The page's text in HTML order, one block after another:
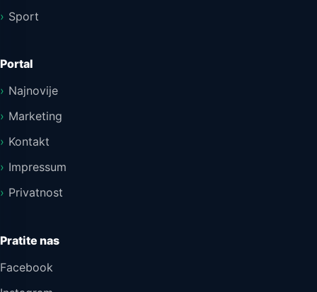
Sport
Portal
Najnovije
Marketing
Kontakt
Impressum
Privatnost
Pratite nas
Facebook